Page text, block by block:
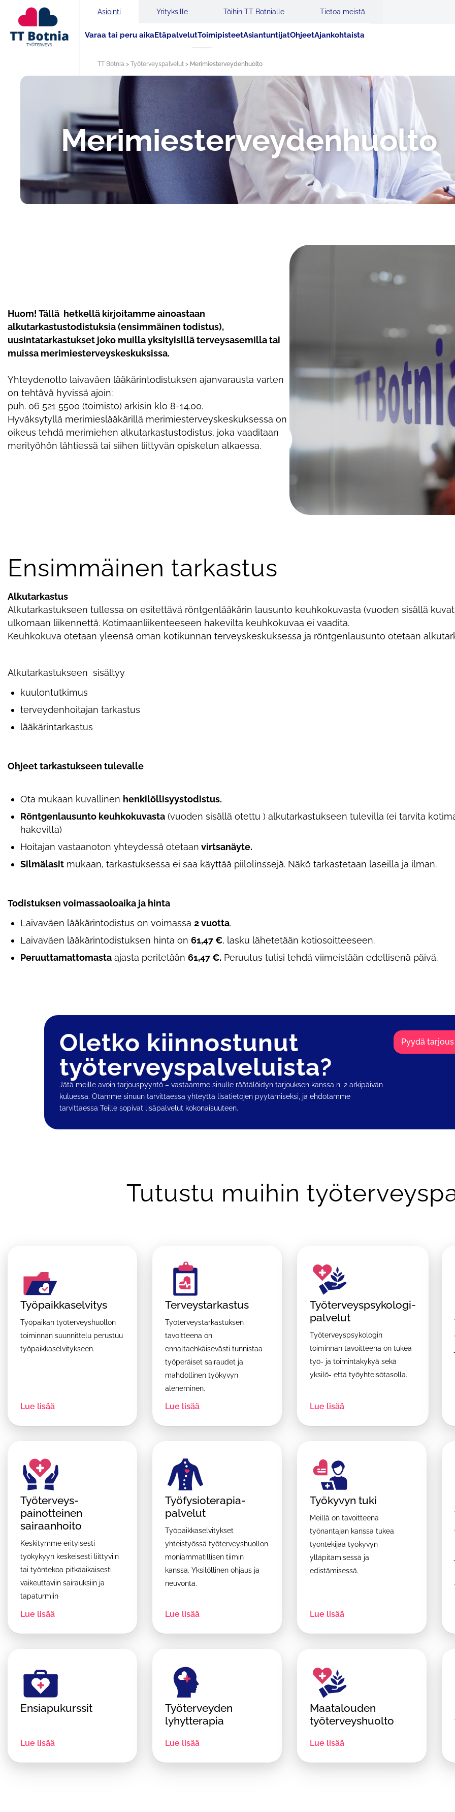
Asiointi Yrityksille Töihin TT Botnialle Tietoa meistä
Varaa tai peru aikaEtäpalvelutToimipisteetAsiantuntijatOhjeetAjankohtaista
Haku
TT Botnia > Työterveyspalvelut> Merimiesterveydenhuolto
Merimies­terveydenhuolto
Huom! Tällä hetkellä kirjoitamme ainoastaan
alkutarkastustodistuksia (ensimmäinen todistus),
uusintatarkastukset joko muilla yksityisillä terveysasemilla tai
muissa merimiesterveyskeskuksissa.
Yhteydenotto laivaväen lääkärintodistuksen ajanvarausta varten
on tehtävä hyvissä ajoin:
puh. 06 521 5500 (toimisto) arkisin klo 8-14.00.
Hyväksytyllä merimieslääkärillä merimiesterveyskeskuksessa on
oikeus tehdä merimiehen alkutarkastustodistus, joka vaaditaan
merityöhön lähtiessä tai siihen liittyvän opiskelun alkaessa.
Ensimmäinen tarkastus
Alkutarkastus
Alkutarkastukseen tullessa on esitettävä röntgenlääkärin lausunto keuhkokuvasta (vuoden sisällä
ulkomaan liikennettä. Kotimaanliikenteeseen hakevilta keuhkokuvaa ei vaadita.
Keuhkokuva otetaan yleensä oman kotikunnan terveyskeskuksessa ja röntgenlausunto otetaan
Alkutarkastukseen sisältyy
kuulontutkimus
terveydenhoitajan tarkastus
lääkärintarkastus
Ohjeet tarkastukseen tulevalle
Ota mukaan kuvallinen henkilöllisyystodistus.
Röntgenlausunto keuhkokuvasta (vuoden sisällä otettu ) alkutarkastukseen tulevilla (ei tarvita
hakevilta)
Hoitajan vastaanoton yhteydessä otetaan virtsanäyte.
Silmälasit mukaan, tarkastuksessa ei saa käyttää piilolinssejä. Näkö tarkastetaan laseilla ja ilman.
Todistuksen voimassaoloaika ja hinta
Laivaväen lääkärintodistus on voimassa 2 vuotta.
Laivaväen lääkärintodistuksen hinta on 61,47 €, lasku lähetetään kotiosoitteeseen.
Peruuttamattomasta ajasta peritetään 61,47€. Peruutus tulisi tehdä viimeistään edellisenä päivä.
Oletko kiinnostunut
työterveys­palveluista?
Jätä meille avoin tarjouspyyntö – vastaamme sinulle räätälöidyn tarjouksen kanssa n. 2 arkipäivän
kuluessa. Otamme sinuun tarvittaessa yhteyttä lisätietojen pyytämiseksi, ja ehdotamme
tarvittaessa Teille sopivat lisäpalvelut kokonaisuuteen.
Pyydä
Tutustu muihin
Työpaikkaselvitys
Työpaikan työterveyshuollon
toiminnan suunnittelu perustuu
työpaikkaselvitykseen.
Lue lisää
Terveystarkastus
Työterveystarkastuksen
tavoitteena on
ennaltaehkäisevästi tunnistaa
työperäiset sairaudet ja
mahdollinen työkyvyn
aleneminen.
Lue lisää
Työterveyspsykologi-
palvelut
Työterveyspsykologin
toiminnan tavoitteena on tukea
työ- ja toimintakykyä sekä
yksilö- että työyhteisötasolla.
Lue lisää
Työterveys-
painotteinen
sairaanhoito
Keskitymme erityisesti
työkykyyn keskeisesti liittyviin
tai työntekoa pitkäaikaisesti
vaikeuttaviin sairauksiin ja
tapaturmiin
Lue lisää
Työfysioterapia-
palvelut
Työpaikkaselvitykset
yhteistyössä työterveyshuollon
moniammatillisen tiimin
kanssa. Yksilöllinen ohjaus ja
neuvonta.
Lue lisää
Työkyvyn tuki
Meillä on tavoitteena
työnantajan kanssa tukea
työntekijää työkyvyn
ylläpitämisessä ja
edistämisessä.
Lue lisää
Ensiapu­kurssit
Lue lisää
Työterveyden
lyhytterapia
Lue lisää
Maatalouden
työterveyshuolto
Lue lisää